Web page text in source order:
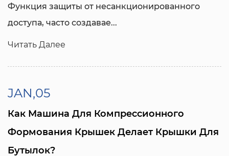
Функция защиты от несанкционированного
доступа, часто создавае...
Читать Далее
JAN,05
Как Машина Для Компрессионного
Формования Крышек Делает Крышки Для
Бутылок?